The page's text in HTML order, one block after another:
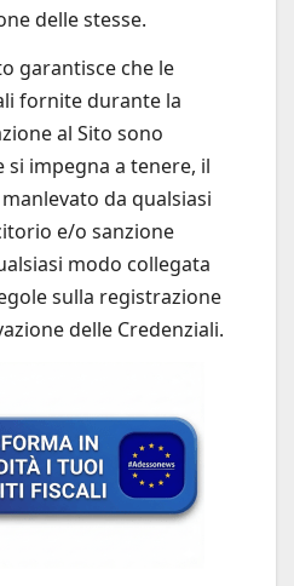
delle stesse.
garantisce che le
fornite durante la
al Sito sono
impegna a tenere, il
da qualsiasi
e/o sanzione
modo collegata
sulla registrazione
delle Credenziali.